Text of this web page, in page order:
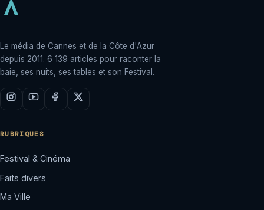
Le média de Cannes et de la Côte d'Azur
depuis 2011. 6 139 articles pour raconter la
baie, ses nuits, ses tables et son Festival.
RUBRIQUES
Festival & Cinéma
Faits divers
Ma Ville